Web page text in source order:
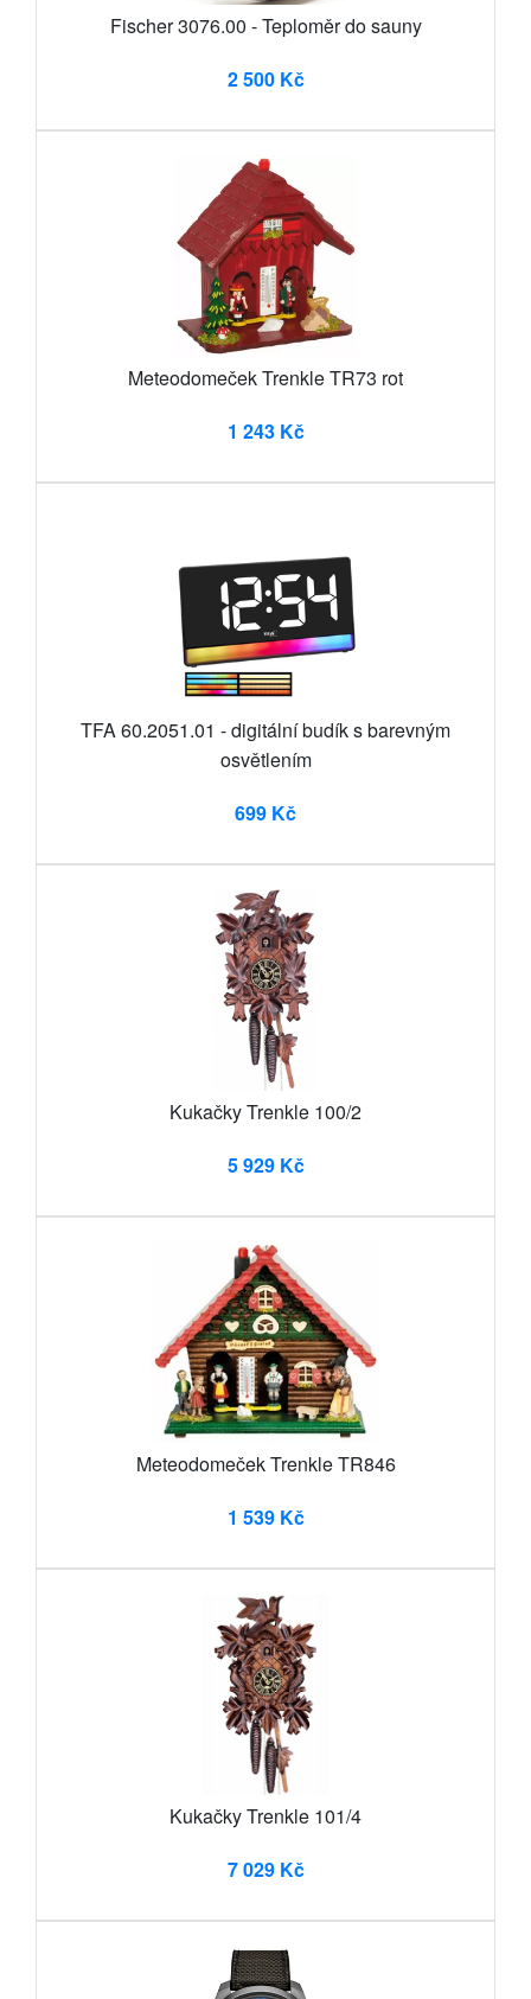
Fischer 3076.00 - Teploměr do sauny
2 500 Kč
Meteodomeček Trenkle TR73 rot
1 243 Kč
TFA 60.2051.01 - digitální budík s barevným
osvětlením
699 Kč
Kukačky Trenkle 100/2
5 929 Kč
Meteodomeček Trenkle TR846
1 539 Kč
Kukačky Trenkle 101/4
7 029 Kč